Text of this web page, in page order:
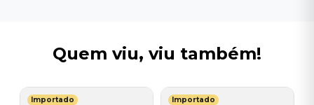
Quem viu, viu também!
Importado Importado